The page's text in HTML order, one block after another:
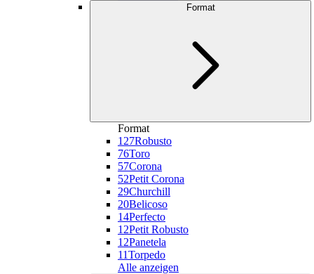
Format
Format
127Robusto
76Toro
57Corona
52Petit Corona
29Churchill
20Belicoso
14Perfecto
12Petit Robusto
12Panetela
11Torpedo
Alle anzeigen